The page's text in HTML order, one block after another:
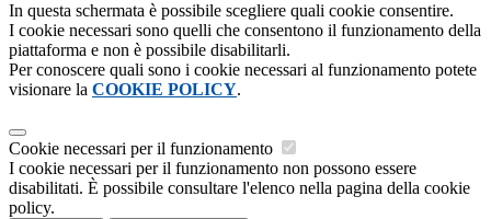
In questa schermata è possibile scegliere quali cookie consentire.
I cookie necessari sono quelli che consentono il funzionamento della
piattaforma e non è possibile disabilitarli.
Per conoscere quali sono i cookie necessari al funzionamento potete
visionare la COOKIE POLICY.
Cookie necessari per il funzionamento
I cookie necessari per il funzionamento non possono essere
disabilitati. È possibile consultare l'elenco nella pagina della cookie
policy.